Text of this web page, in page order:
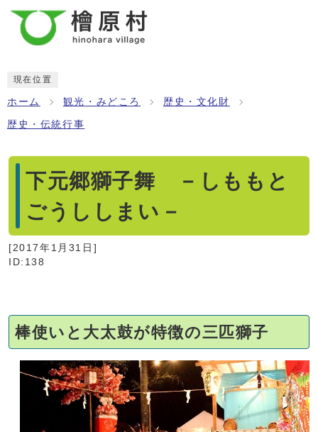
現在位置
ホーム 観光・みどころ 歴史・文化財
歴史・伝統行事
下元郷獅子舞 －しももと
ごうししまい－
[2017年1月31日 ]
ID:138
棒使いと大太鼓が特徴の三匹獅子